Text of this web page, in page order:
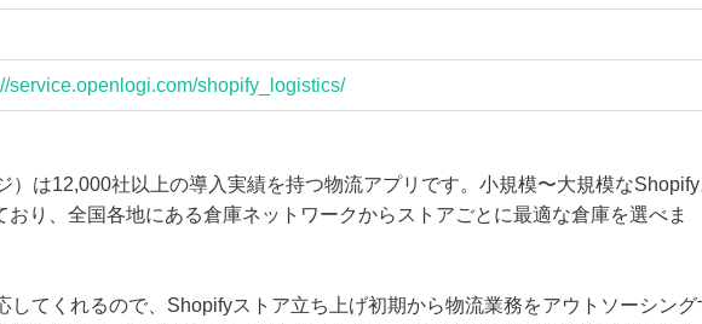
service.openlogi.com/shopify_logistics/
）は12,000社以上の導入実績を持つ物流アプリです。小規模〜大規模な
おり、全国各地にある倉庫ネットワークからストアごとに最適な倉庫を選べま
してくれるので、Shopifyストア立ち上げ初期から物流業務をアウトソーシング